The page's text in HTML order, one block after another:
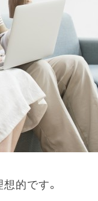
的です。